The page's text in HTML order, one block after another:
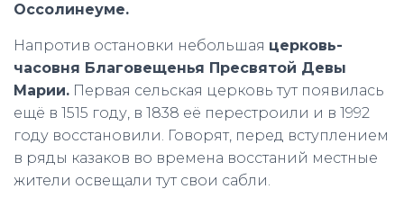
Оссолинеуме.
Напротив остановки небольшая церковь-
часовня Благовещенья Пресвятой Девы
Марии. Первая сельская церковь тут появилась
ещё в 1515 году, в 1838 её перестроили и в 1992
году восстановили. Говорят, перед вступлением
в ряды казаков во времена восстаний местные
жители освещали тут свои сабли.